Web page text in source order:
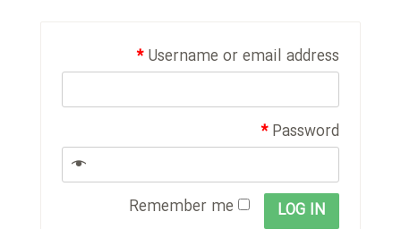
Username or email address
*
Password
*
Remember me
LOG IN